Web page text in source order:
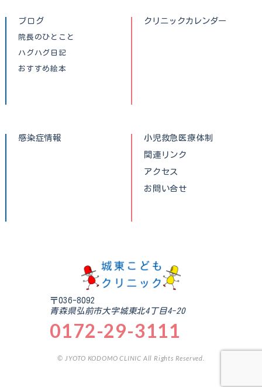
ブログ
院長のひとこと
ハグハグ日記
おすすめ絵本
クリニックカレンダー
感染症情報
小児救急医療体制
関連リンク
アクセス
お問い合せ
〒036-8092
青森県弘前市大字城東北4丁目4-20
0172-29-3111
© JYOTO KODOMO CLINIC All Rights Reserved.